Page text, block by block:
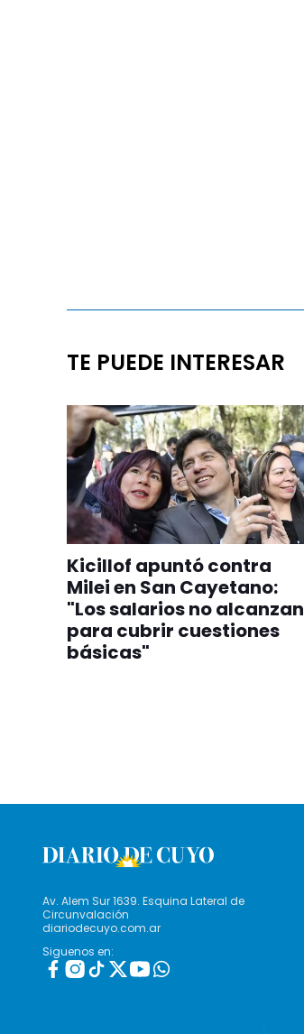
TE PUEDE INTERESAR
Kicillof apuntó contra
Milei en San Cayetano:
"Los salarios no alcanzan
para cubrir cuestiones
básicas"
Av. Alem Sur 1639. Esquina Lateral de
Circunvalación
diariodecuyo.com.ar
Siguenos en: